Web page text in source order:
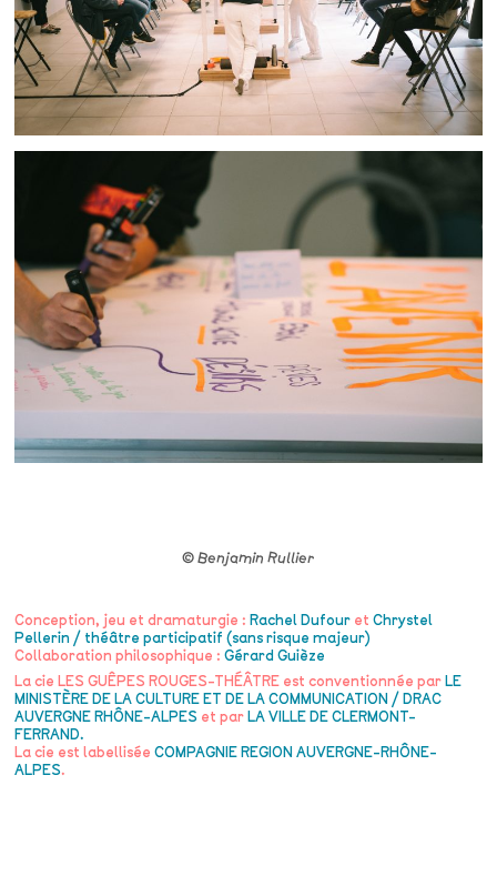
© Benjamin Rullier
Conception, jeu et dramaturgie : Rachel Dufour etChrystel
Pellerin / théâtre participatif (sans risque majeur)
Collaboration philosophique :Gérard Guièze
La cie LES GUÊPES ROUGES-THÉÂTRE est conventionnée par LE
MINISTÈRE DE LA CULTURE ET DE LA COMMUNICATION / DRAC
AUVERGNE RHÔNE-ALPES et par LA VILLE DE CLERMONT-
FERRAND.
La cie est labelliséeCOMPAGNIE REGION AUVERGNE-RHÔNE-
ALPES.